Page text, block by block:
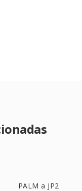
PALM a JP2